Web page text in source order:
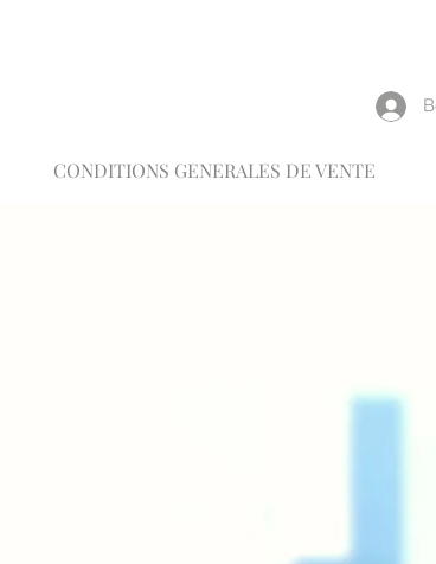
CONDITIONS GENERALES DE VENTE